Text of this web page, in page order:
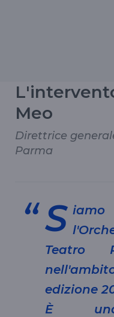
Meo
Direttrice
Parma
S iamo
Teatro
edizione
È una